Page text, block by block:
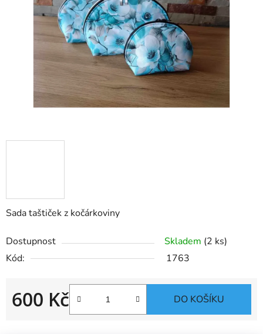
Sada taštiček z kočárkoviny
Dostupnost Skladem (2 ks)
Kód:
1763
600 Kč DO KOŠÍKU
hvězdiček.